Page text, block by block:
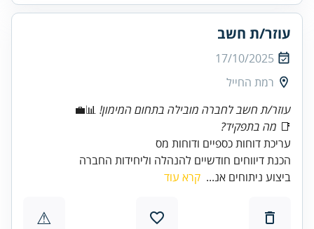
עוזר/ת חשב
17/10/2025
רמת החייל
עוזר/ת חשב לחברה מובילה בתחום המימון! 📊💼
📑 מה בתפקיד?
הכנת דיווחים חודשיים להנהלה וליחידות החברה
ביצוע ניתוחים אנ... קרא עוד
⚠